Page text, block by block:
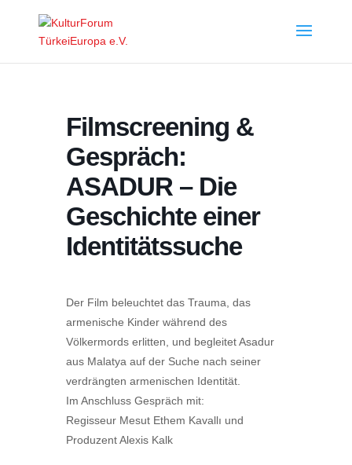
Filmscreening &
Gespräch:
ASADUR – Die
Geschichte einer
Identitätssuche
Der Film beleuchtet das Trauma, das
armenische Kinder während des
Völkermords erlitten, und begleitet Asadur
aus Malatya auf der Suche nach seiner
verdrängten armenischen Identität.
Im Anschluss Gespräch mit:
Regisseur Mesut Ethem Kavallı und
Produzent Alexis Kalk